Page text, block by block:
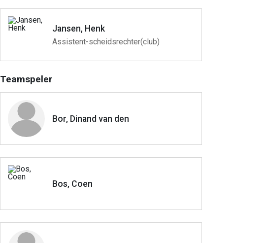
Jansen, Henk
Assistent-scheidsrechter(club)
Teamspeler
Bor, Dinand van den
Bos, Coen